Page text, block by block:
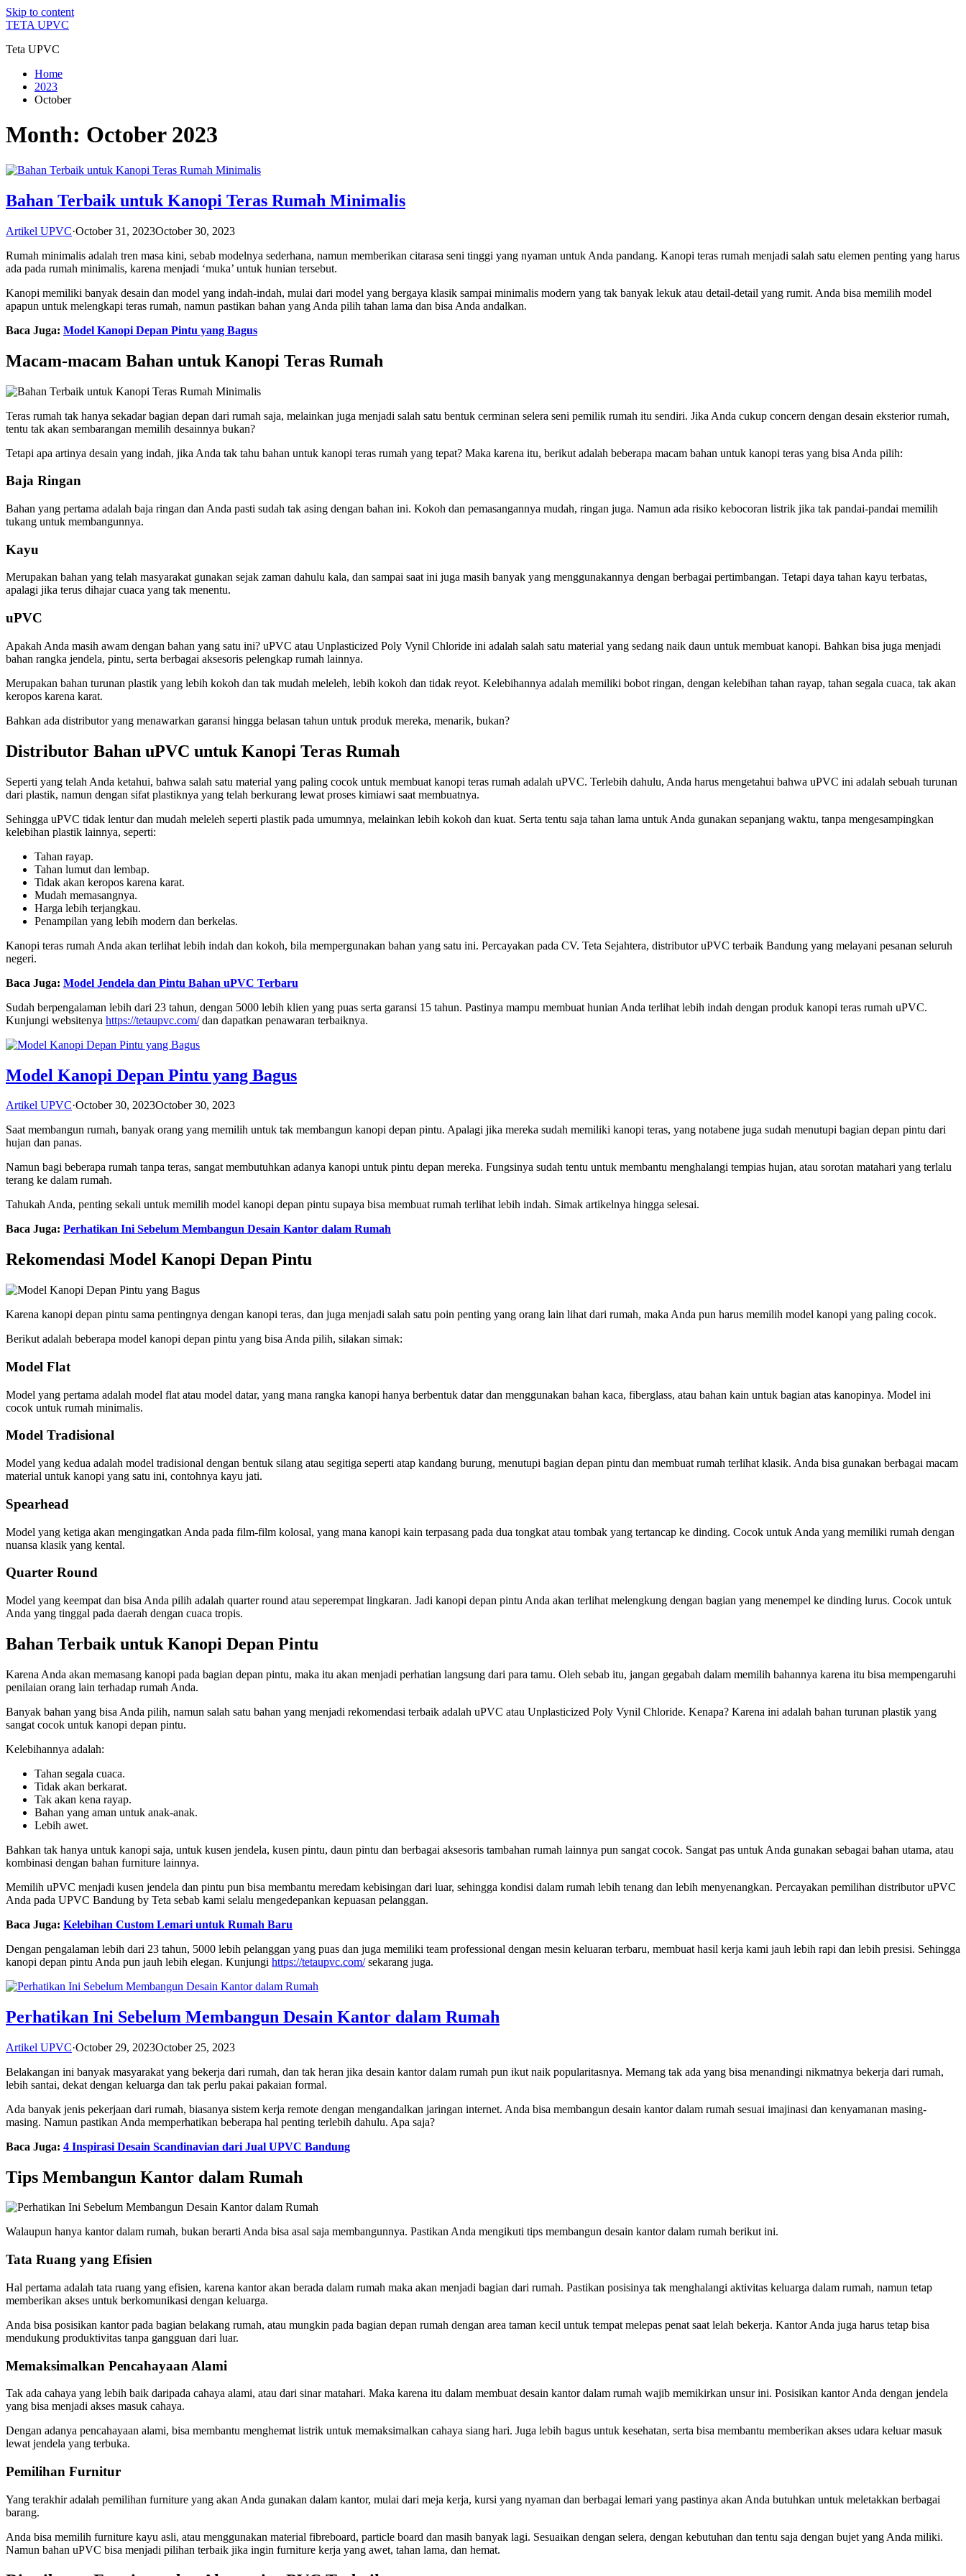
Skip to content
TETA UPVC
Teta UPVC
Home
2023
October
Month: October 2023
Bahan Terbaik untuk Kanopi Teras Rumah Minimalis
Artikel UPVC·October 31, 2023October 30, 2023
Rumah minimalis adalah tren masa kini, sebab modelnya sederhana, namun memberikan citarasa seni tinggi yang nyaman untuk Anda pandang. Kanopi teras rumah menjadi salah satu elemen penting yang harus
ada pada rumah minimalis, karena menjadi ‘muka’ untuk hunian tersebut.
Kanopi memiliki banyak desain dan model yang indah-indah, mulai dari model yang bergaya klasik sampai minimalis modern yang tak banyak lekuk atau detail-detail yang rumit. Anda bisa memilih model
apapun untuk melengkapi teras rumah, namun pastikan bahan yang Anda pilih tahan lama dan bisa Anda andalkan.
Baca Juga: Model Kanopi Depan Pintu yang Bagus
Macam-macam Bahan untuk Kanopi Teras Rumah
Teras rumah tak hanya sekadar bagian depan dari rumah saja, melainkan juga menjadi salah satu bentuk cerminan selera seni pemilik rumah itu sendiri. Jika Anda cukup concern dengan desain eksterior rumah,
tentu tak akan sembarangan memilih desainnya bukan?
Tetapi apa artinya desain yang indah, jika Anda tak tahu bahan untuk kanopi teras rumah yang tepat? Maka karena itu, berikut adalah beberapa macam bahan untuk kanopi teras yang bisa Anda pilih:
Baja Ringan
Bahan yang pertama adalah baja ringan dan Anda pasti sudah tak asing dengan bahan ini. Kokoh dan pemasangannya mudah, ringan juga. Namun ada risiko kebocoran listrik jika tak pandai-pandai memilih
tukang untuk membangunnya.
Kayu
Merupakan bahan yang telah masyarakat gunakan sejak zaman dahulu kala, dan sampai saat ini juga masih banyak yang menggunakannya dengan berbagai pertimbangan. Tetapi daya tahan kayu terbatas,
apalagi jika terus dihajar cuaca yang tak menentu.
uPVC
Apakah Anda masih awam dengan bahan yang satu ini? uPVC atau Unplasticized Poly Vynil Chloride ini adalah salah satu material yang sedang naik daun untuk membuat kanopi. Bahkan bisa juga menjadi
bahan rangka jendela, pintu, serta berbagai aksesoris pelengkap rumah lainnya.
Merupakan bahan turunan plastik yang lebih kokoh dan tak mudah meleleh, lebih kokoh dan tidak reyot. Kelebihannya adalah memiliki bobot ringan, dengan kelebihan tahan rayap, tahan segala cuaca, tak akan
keropos karena karat.
Bahkan ada distributor yang menawarkan garansi hingga belasan tahun untuk produk mereka, menarik, bukan?
Distributor Bahan uPVC untuk Kanopi Teras Rumah
Seperti yang telah Anda ketahui, bahwa salah satu material yang paling cocok untuk membuat kanopi teras rumah adalah uPVC. Terlebih dahulu, Anda harus mengetahui bahwa uPVC ini adalah sebuah turunan
dari plastik, namun dengan sifat plastiknya yang telah berkurang lewat proses kimiawi saat membuatnya.
Sehingga uPVC tidak lentur dan mudah meleleh seperti plastik pada umumnya, melainkan lebih kokoh dan kuat. Serta tentu saja tahan lama untuk Anda gunakan sepanjang waktu, tanpa mengesampingkan
kelebihan plastik lainnya, seperti:
Tahan rayap.
Tahan lumut dan lembap.
Tidak akan keropos karena karat.
Mudah memasangnya.
Harga lebih terjangkau.
Penampilan yang lebih modern dan berkelas.
Kanopi teras rumah Anda akan terlihat lebih indah dan kokoh, bila mempergunakan bahan yang satu ini. Percayakan pada CV. Teta Sejahtera, distributor uPVC terbaik Bandung yang melayani pesanan seluruh
negeri.
Baca Juga: Model Jendela dan Pintu Bahan uPVC Terbaru
Sudah berpengalaman lebih dari 23 tahun, dengan 5000 lebih klien yang puas serta garansi 15 tahun. Pastinya mampu membuat hunian Anda terlihat lebih indah dengan produk kanopi teras rumah uPVC.
Kunjungi websitenya https://tetaupvc.com/dan dapatkan penawaran terbaiknya.
Model Kanopi Depan Pintu yang Bagus
Artikel UPVC·October 30, 2023October 30, 2023
Saat membangun rumah, banyak orang yang memilih untuk tak membangun kanopi depan pintu. Apalagi jika mereka sudah memiliki kanopi teras, yang notabene juga sudah menutupi bagian depan pintu dari
hujan dan panas.
Namun bagi beberapa rumah tanpa teras, sangat membutuhkan adanya kanopi untuk pintu depan mereka. Fungsinya sudah tentu untuk membantu menghalangi tempias hujan, atau sorotan matahari yang terlalu
terang ke dalam rumah.
Tahukah Anda, penting sekali untuk memilih model kanopi depan pintu supaya bisa membuat rumah terlihat lebih indah. Simak artikelnya hingga selesai.
Baca Juga: Perhatikan Ini Sebelum Membangun Desain Kantor dalam Rumah
Rekomendasi Model Kanopi Depan Pintu
Karena kanopi depan pintu sama pentingnya dengan kanopi teras, dan juga menjadi salah satu poin penting yang orang lain lihat dari rumah, maka Anda pun harus memilih model kanopi yang paling cocok.
Berikut adalah beberapa model kanopi depan pintu yang bisa Anda pilih, silakan simak:
Model Flat
Model yang pertama adalah model flat atau model datar, yang mana rangka kanopi hanya berbentuk datar dan menggunakan bahan kaca, fiberglass, atau bahan kain untuk bagian atas kanopinya. Model ini
cocok untuk rumah minimalis.
Model Tradisional
Model yang kedua adalah model tradisional dengan bentuk silang atau segitiga seperti atap kandang burung, menutupi bagian depan pintu dan membuat rumah terlihat klasik. Anda bisa gunakan berbagai macam
material untuk kanopi yang satu ini, contohnya kayu jati.
Spearhead
Model yang ketiga akan mengingatkan Anda pada film-film kolosal, yang mana kanopi kain terpasang pada dua tongkat atau tombak yang tertancap ke dinding. Cocok untuk Anda yang memiliki rumah dengan
nuansa klasik yang kental.
Quarter Round
Model yang keempat dan bisa Anda pilih adalah quarter round atau seperempat lingkaran. Jadi kanopi depan pintu Anda akan terlihat melengkung dengan bagian yang menempel ke dinding lurus. Cocok untuk
Anda yang tinggal pada daerah dengan cuaca tropis.
Bahan Terbaik untuk Kanopi Depan Pintu
Karena Anda akan memasang kanopi pada bagian depan pintu, maka itu akan menjadi perhatian langsung dari para tamu. Oleh sebab itu, jangan gegabah dalam memilih bahannya karena itu bisa mempengaruhi
penilaian orang lain terhadap rumah Anda.
Banyak bahan yang bisa Anda pilih, namun salah satu bahan yang menjadi rekomendasi terbaik adalah uPVC atau Unplasticized Poly Vynil Chloride. Kenapa? Karena ini adalah bahan turunan plastik yang
sangat cocok untuk kanopi depan pintu.
Kelebihannya adalah:
Tahan segala cuaca.
Tidak akan berkarat.
Tak akan kena rayap.
Bahan yang aman untuk anak-anak.
Lebih awet.
Bahkan tak hanya untuk kanopi saja, untuk kusen jendela, kusen pintu, daun pintu dan berbagai aksesoris tambahan rumah lainnya pun sangat cocok. Sangat pas untuk Anda gunakan sebagai bahan utama, atau
kombinasi dengan bahan furniture lainnya.
Memilih uPVC menjadi kusen jendela dan pintu pun bisa membantu meredam kebisingan dari luar, sehingga kondisi dalam rumah lebih tenang dan lebih menyenangkan. Percayakan pemilihan distributor uPVC
Anda pada UPVC Bandung by Teta sebab kami selalu mengedepankan kepuasan pelanggan.
Baca Juga: Kelebihan Custom Lemari untuk Rumah Baru
Dengan pengalaman lebih dari 23 tahun, 5000 lebih pelanggan yang puas dan juga memiliki team professional dengan mesin keluaran terbaru, membuat hasil kerja kami jauh lebih rapi dan lebih presisi. Sehingga
kanopi depan pintu Anda pun jauh lebih elegan. Kunjungi https://tetaupvc.com/sekarang juga.
Perhatikan Ini Sebelum Membangun Desain Kantor dalam Rumah
Artikel UPVC·October 29, 2023October 25, 2023
Belakangan ini banyak masyarakat yang bekerja dari rumah, dan tak heran jika desain kantor dalam rumah pun ikut naik popularitasnya. Memang tak ada yang bisa menandingi nikmatnya bekerja dari rumah,
lebih santai, dekat dengan keluarga dan tak perlu pakai pakaian formal.
Ada banyak jenis pekerjaan dari rumah, biasanya sistem kerja remote dengan mengandalkan jaringan internet. Anda bisa membangun desain kantor dalam rumah sesuai imajinasi dan kenyamanan masing-
masing. Namun pastikan Anda memperhatikan beberapa hal penting terlebih dahulu. Apa saja?
Baca Juga: 4 Inspirasi Desain Scandinavian dari Jual UPVC Bandung
Tips Membangun Kantor dalam Rumah
Walaupun hanya kantor dalam rumah, bukan berarti Anda bisa asal saja membangunnya. Pastikan Anda mengikuti tips membangun desain kantor dalam rumah berikut ini.
Tata Ruang yang Efisien
Hal pertama adalah tata ruang yang efisien, karena kantor akan berada dalam rumah maka akan menjadi bagian dari rumah. Pastikan posisinya tak menghalangi aktivitas keluarga dalam rumah, namun tetap
memberikan akses untuk berkomunikasi dengan keluarga.
Anda bisa posisikan kantor pada bagian belakang rumah, atau mungkin pada bagian depan rumah dengan area taman kecil untuk tempat melepas penat saat lelah bekerja. Kantor Anda juga harus tetap bisa
mendukung produktivitas tanpa gangguan dari luar.
Memaksimalkan Pencahayaan Alami
Tak ada cahaya yang lebih baik daripada cahaya alami, atau dari sinar matahari. Maka karena itu dalam membuat desain kantor dalam rumah wajib memikirkan unsur ini. Posisikan kantor Anda dengan jendela
yang bisa menjadi akses masuk cahaya.
Dengan adanya pencahayaan alami, bisa membantu menghemat listrik untuk memaksimalkan cahaya siang hari. Juga lebih bagus untuk kesehatan, serta bisa membantu memberikan akses udara keluar masuk
lewat jendela yang terbuka.
Pemilihan Furnitur
Yang terakhir adalah pemilihan furniture yang akan Anda gunakan dalam kantor, mulai dari meja kerja, kursi yang nyaman dan berbagai lemari yang pastinya akan Anda butuhkan untuk meletakkan berbagai
barang.
Anda bisa memilih furniture kayu asli, atau menggunakan material fibreboard, particle board dan masih banyak lagi. Sesuaikan dengan selera, dengan kebutuhan dan tentu saja dengan bujet yang Anda miliki.
Namun bahan uPVC bisa menjadi pilihan terbaik jika ingin furniture kerja yang awet, tahan lama, dan hemat.